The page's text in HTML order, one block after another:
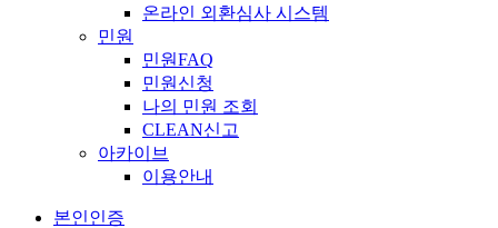
온라인 외환심사 시스템
민원
민원FAQ
민원신청
나의 민원 조회
CLEAN신고
아카이브
이용안내
본인인증